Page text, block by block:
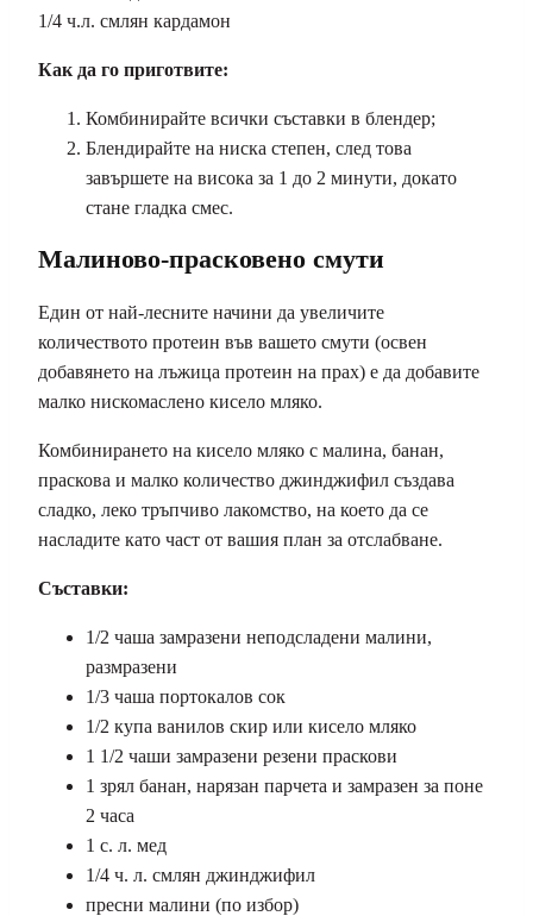
1/4 ч.л. смлян кардамон
Как да го приготвите:
Комбинирайте всички съставки в блендер;
Блендирайте на ниска степен, след това
завършете на висока за 1 до 2 минути, докато
стане гладка смес.
Малиново-прасковено смути
Един от най-лесните начини да увеличите
количеството протеин във вашето смути (освен
добавянето на лъжица протеин на прах) е да добавите
малко нискомаслено кисело мляко.
Комбинирането на кисело мляко с малина, банан,
праскова и малко количество джинджифил създава
сладко, леко тръпчиво лакомство, на което да се
насладите като част от вашия план за отслабване.
Съставки:
1/2 чаша замразени неподсладени малини,
размразени
1/3 чаша портокалов сок
1/2 купа ванилов скир или кисело мляко
1 1/2 чаши замразени резени праскови
1 зрял банан, нарязан парчета и замразен за поне
2 часа
1 с. л. мед
1/4 ч. л. смлян джинджифил
пресни малини (по избор)